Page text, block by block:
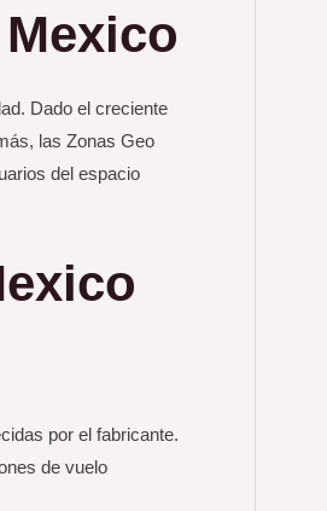
Dado el creciente
las Zonas Geo
del espacio
por el fabricante.
de vuelo